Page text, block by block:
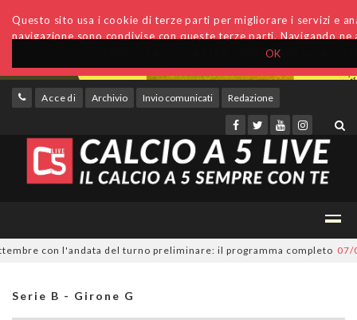
OK
Questo sito usa i cookie di terze parti per migliorare i servizi e
navigazione sono condivise con queste terze parti. Navigando
Accedi Archivio Invio comunicati Redazione
con l'andata del turno preliminare: il programma completo 07/08/
Serie B - Girone G